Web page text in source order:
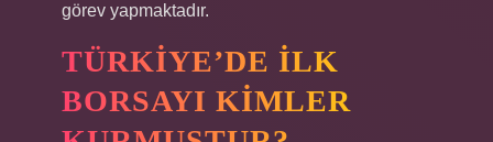
görev yapmaktadır.
TÜRKIYE’DE ILK
BORSAYI KIMLER